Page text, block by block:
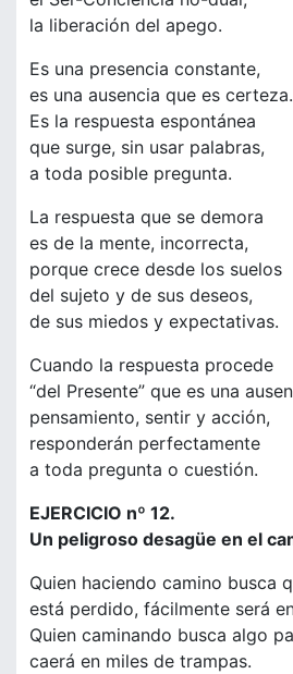
la liberación del apego.
Es una presencia constante,
es una ausencia que es certeza.
Es la respuesta espontánea
que surge, sin usar palabras,
a toda posible pregunta.
La respuesta que se demora
es de la mente, incorrecta,
porque crece desde los suelos
del sujeto y de sus deseos,
de sus miedos y expectativas.
Cuando la respuesta procede
“del Presente” que es una
pensamiento, sentir y acción,
responderán perfectamente
a toda pregunta o cuestión.
EJERCICIO nº 12.
Un peligroso desagüe en el
Quien haciendo camino busca
está perdido, fácilmente será
Quien caminando busca algo
caerá en miles de trampas.